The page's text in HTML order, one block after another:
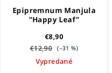
Epipremnum Manjula
"Happy Leaf"
€8,90
€12,90 (–31 %)
Vypredané